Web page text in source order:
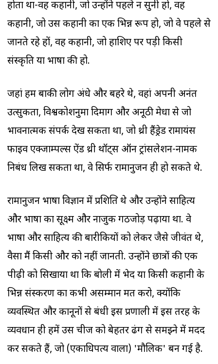
होता था-वह कहानी, जो उन्होंने पहले न सुनी हो, वह
कहानी, जो उस कहानी का एक भिन्न रूप हो, जो वे पहले से
जानते रहे हों, वह कहानी, जो हाशिए पर पड़ी किसी
संस्कृति या भाषा की हो.
जहां हम बाकी लोग अंधे और बहरे थे, वहां अपनी अनंत
उत्सुकता, विश्वकोशनुमा दिमाग और अनूठी मेधा से जो
भावनात्मक संपर्क देख सकता था, जो थ्री हैंड्रेड रामायंस
फाइव एक्जाम्पल्स ऐंड थ्री थॉट्स ऑन ट्रांसलेशन-नामक
निबंध लिख सकता था, वे सिर्फ रामानुजन ही हो सकते थे.
रामानुजन भाषा विज्ञान में प्रशिक्षित थे और उन्होंने साहित्य
और भाषा का सूक्ष्म और नाजुक गठजोड़ पढ़ाया था. वे
भाषा और साहित्य की बारीकियों को लेकर जैसे जीवंत थे,
वैसा मैं किसी और को नहीं जानती. उन्होंने छात्रों की एक
पीढ़ी को सिखाया था कि बोली में भेद या किसी कहानी के
भिन्न संस्करण का कभी असम्मान मत करो, क्योंकि
व्यवस्थित और कानूनों से बंधी इस प्रणाली में इस तरह के
व्यवधान ही हमें उस चीज को बेहतर ढंग से समझ्ने में मदद
कर सकते हैं, जो (एकाधिपत्य वाला) 'मौलिक' बन गई है.